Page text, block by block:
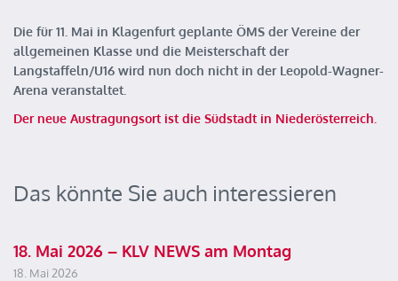
Die für 11. Mai in Klagenfurt geplante ÖMS der Vereine der
allgemeinen Klasse und die Meisterschaft der
Langstaffeln/U16 wird nun doch nicht in der Leopold-Wagner-
Arena veranstaltet.
Der neue Austragungsort ist die Südstadt in Niederösterreich.
Das könnte Sie auch interessieren
18. Mai 2026 – KLV NEWS am Montag
18. Mai 2026